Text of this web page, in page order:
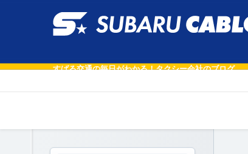
すばる交通の毎日がわかる！タクシー会社のブログ